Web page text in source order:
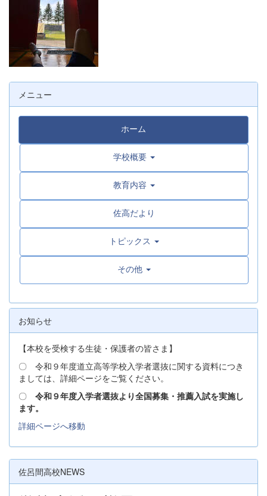
メニュー
ホーム
学校概要
教育内容
佐高だより
トピックス
その他
お知らせ
【本校を受検する生徒・保護者の皆さま】
〇 令和９年度道立高等学校入学者選抜に関する資料につき
ましては、詳細ページをご覧ください。
〇 令和９年度入学者選抜より全国募集・推薦入試を実施し
ます。
詳細ページへ移動
佐呂間高校NEWS